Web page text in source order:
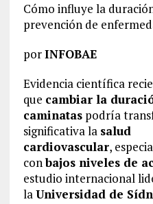
Cómo influye la
prevención de
porINFOBAE
Evidencia científica
que cambiar la
caminataspodría
significativa la salud
cardiovascular,
conbajos niveles de
estudio internacional
laUniversidad de